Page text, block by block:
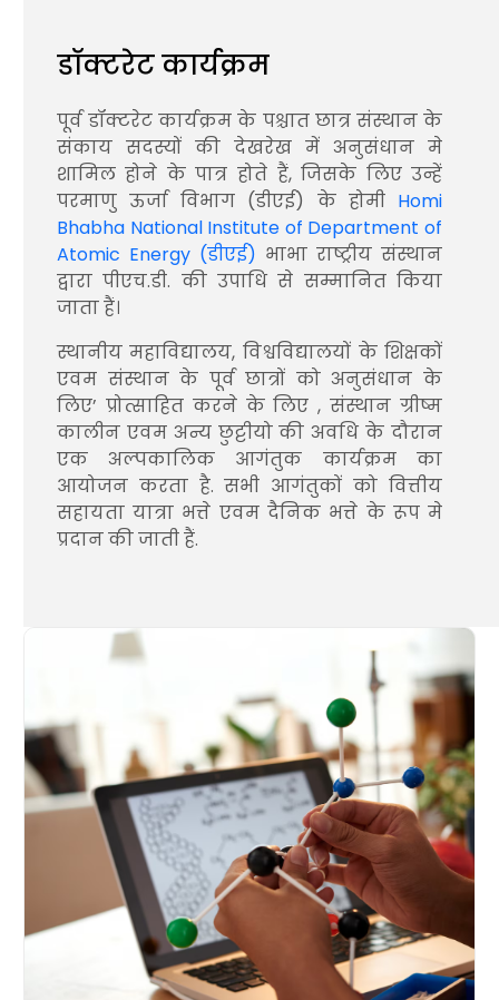
डॉक्टरेट कार्यक्रम
पूर्व डॉक्टरेट कार्यक्रम के पश्चात छात्र संस्थान के
संकाय सदस्यों की देखरेख में अनुसंधान मे
शामिल होने के पात्र होते हैं, जिसके लिए उन्हें
परमाणु ऊर्जा विभाग (डीएई) के होमी Homi
Bhabha National Institute of Department of
Atomic Energy (डीएई) भाभा राष्ट्रीय संस्थान
द्वारा पीएच.डी. की उपाधि से सम्मानित किया
जाता हैं।
स्थानीय महाविद्यालय, विश्वविद्यालयों के शिक्षकों
एवम संस्थान के पूर्व छात्रों को अनुसंधान के
लिए’ प्रोत्साहित करने के लिए , संस्थान ग्रीष्म
कालीन एवम अन्य छुट्टीयो की अवधि के दौरान
एक अल्पकालिक आगंतुक कार्यक्रम का
आयोजन करता है. सभी आगंतुकों को वित्तीय
सहायता यात्रा भत्ते एवम दैनिक भत्ते के रूप मे
प्रदान की जाती हैं.